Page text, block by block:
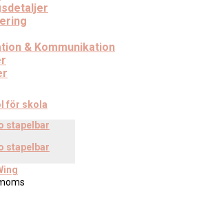
& Kommunikation
för skola